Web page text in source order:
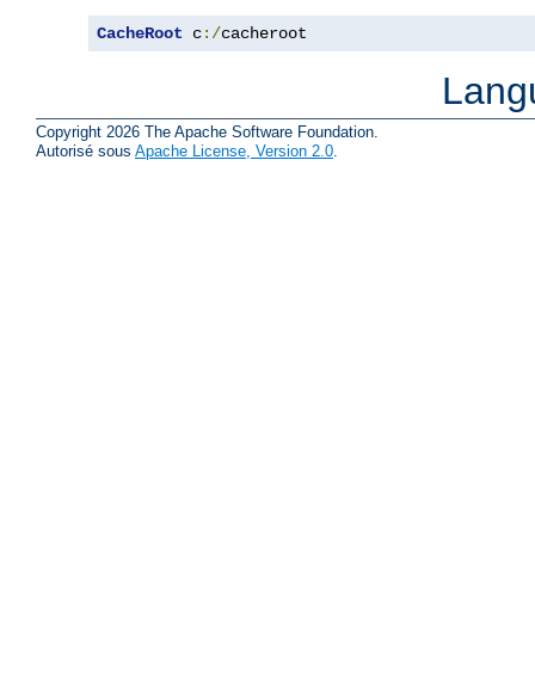
CacheRoot c:/cacheroot
Copyright 2026 The Apache Software Foundation.
Autorisé sous Apache License, Version 2.0